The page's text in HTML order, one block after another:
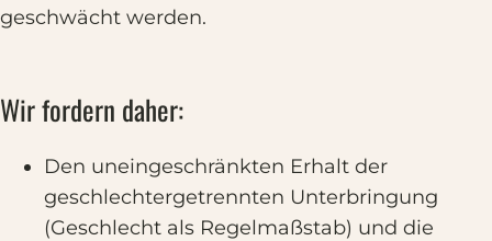
geschwächt werden.
Wir fordern daher:
Den uneingeschränkten Erhalt der
geschlechtergetrennten Unterbringung
(Geschlecht als Regelmaßstab) und die